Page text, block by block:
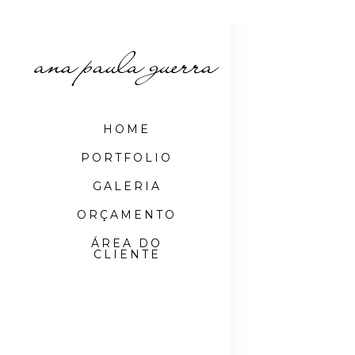
HOME
PORTFOLIO
GALERIA
ORÇAMENTO
ÁREA DO
CLIENTE